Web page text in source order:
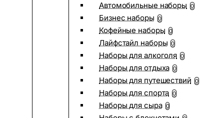
Автомобильные наборы 0
Бизнес наборы 0
Кофейные наборы 0
Лайфстайл наборы 0
Наборы для алкоголя 0
Наборы для отдыха 0
Наборы для путешествий 0
Наборы для спорта 0
Наборы для сыра 0